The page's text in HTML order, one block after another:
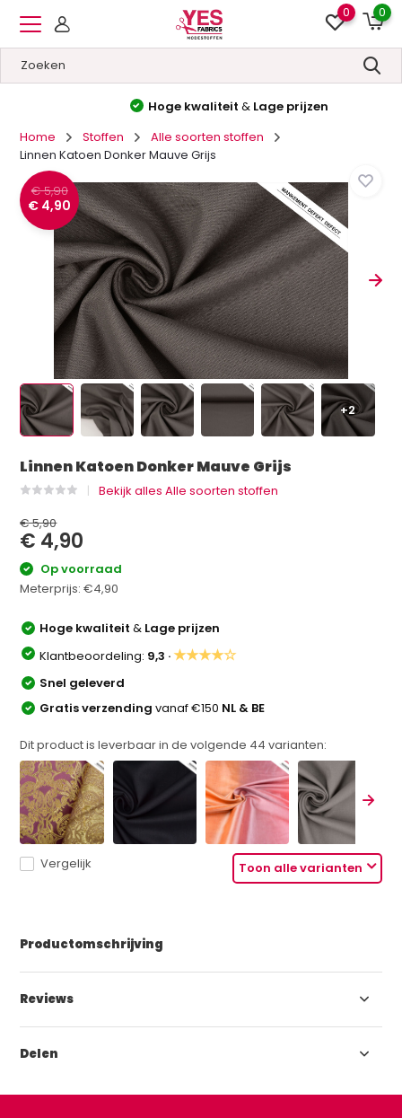
0 0
Hoge kwaliteit&Lage prijzen
Home
Stoffen
Alle soorten stoffen
Linnen Katoen Donker Mauve Grijs
€ 5,90
€ 4,90
+2
Linnen Katoen Donker Mauve Grijs
Bekijk alles Alle soorten stoffen
€ 5,90
€ 4,90
Op voorraad
Meterprijs:€4,90
Hoge kwaliteit& Lage prijzen
Klantbeoordeling: 9,3 ·★★★★☆
Snel geleverd
Gratis verzendingvanaf €150 NL & BE
Dit product is leverbaar in de volgende 44 varianten:
Toon alle varianten
Vergelijk
Productomschrijving
Reviews
Delen